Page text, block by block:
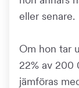
eller senare.
Om hon tar
22% av 200
jämföras